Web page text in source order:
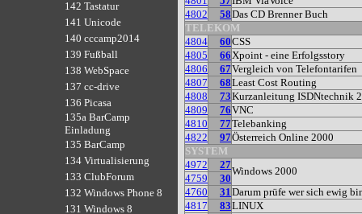
142 Tastatur
141 Unicode
140 cccamp2014
139 Fußball
138 WebSpace
137 cc-drive
136 Picasa
135a BarCamp
Einladung
135 BarCamp
134 Virtualisierung
133 ClubForum
132 Windows Phone 8
131 Windows 8
4802
58Das CD Brenner Buch
TELEKOM
4804
60CSS
4805
66Xpoint - eine Erfolgsstory
4806
67Vergleich von Telefontarifen
4807
68Least Cost Routing
4808
73Kurzanleitung ISDNtechnik
4809
76VNC
4810
77Telebanking
4822
97Österreich Online 2000
SYSTEM
4972
27
Windows 2000
4759
30
4760
31Darum prüfe wer sich ewig
4817
83LINUX